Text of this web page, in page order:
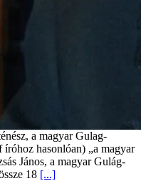
a magyar Gulag-
hasonlóan) „a magyar
János, a magyar Gulág-
18 [...]